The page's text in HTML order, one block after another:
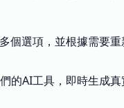
選項，並根據需要
的AI工具，即時生成